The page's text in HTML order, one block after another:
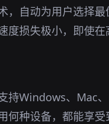
，自动为用户选择
度损失极小，即使在
持Windows、Mac
何种设备，都能享